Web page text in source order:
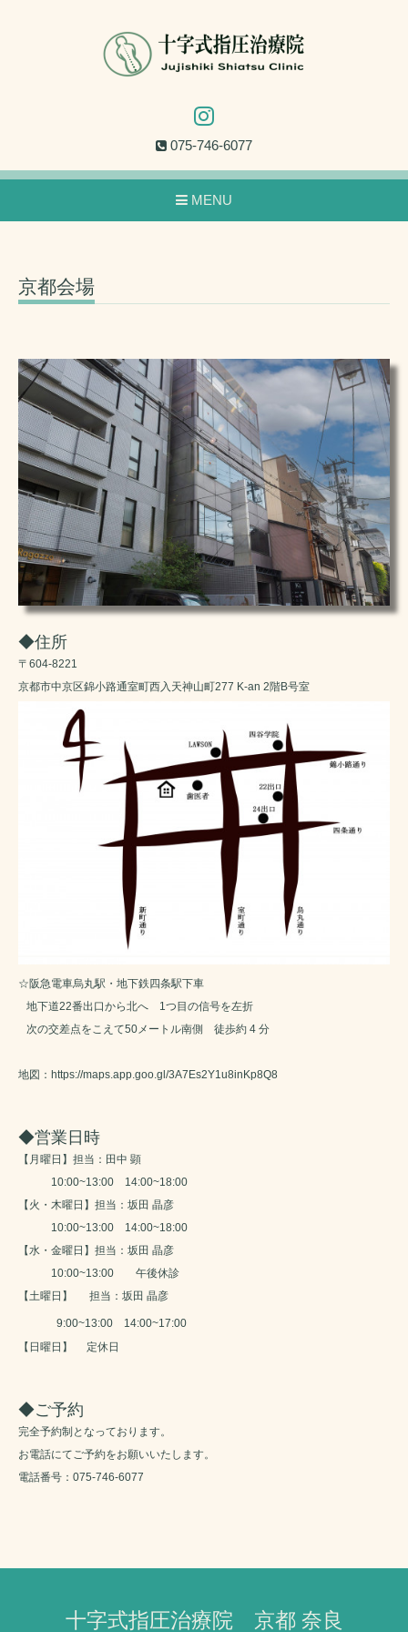
075-746-6077
MENU
京都会場
◆住所
〒604-8221
京都市中京区錦小路通室町西入天神山町277 K-an 2階B号室
☆阪急電車烏丸駅・地下鉄四条駅下車
地下道22番出口から北へ 1つ目の信号を左折
次の交差点をこえて50メートル南側 徒歩約 4 分
地図： https://maps.app.goo.gl/3A7Es2Y1u8inKp8Q8
◆営業日時
【月曜日】担当：田中 顕
10:00~13:00 14:00~18:00
【火・木曜日】担当：坂田 晶彦
10:00~13:00 14:00~18:00
【水・金曜日】担当：坂田 晶彦
10:00~13:00 午後休診
【土曜日】 担当：坂田 晶彦
9:00~13:00 14:00~17:00
【日曜日】 定休日
◆ご予約
完全予約制となっております。
お電話にてご予約をお願いいたします。
電話番号： 075-746-6077
十字式指圧治療院 京都 奈良